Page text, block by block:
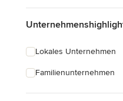
Lokales Unternehmen
Familienunternehmen